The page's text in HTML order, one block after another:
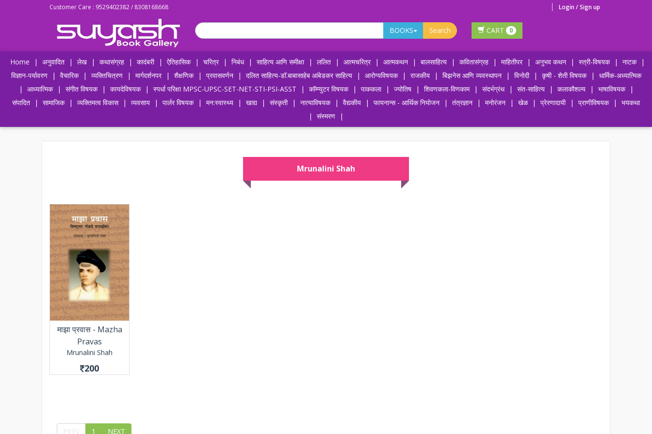
Customer Care : 9529402382 / 8308168668 Login / Sign up
BOOKS Search CART 0
Home | अनुवादित | लेख | कथासंग्रह | कादंबरी | ऐतिहासिक | चरित्र | निबंध | साहित्य आणि समीक्षा | ललित | आत्मचरित्र | आत्मकथन | बालसाहित्य | कवितासंग्रह | माहितीपर | अनुभव कथन | स्त्री-विषयक | नाटक
|
विज्ञान-पर्यावरण
| वैचारिक | व्यक्तिचित्रण | मार्गदर्शनपर | शैक्षणिक | प्रवासवर्णन | दलित साहित्य-डॉ.बाबासाहेब आंबेडकर साहित्य | आरोग्यविषयक | राजकीय | बिझनेस आणि व्यवस्थापन | विनोदी | कृषी - शेती विषयक |
धार्मिक-अध्यात्मिक
|
आध्यात्मिक | संगीत विषयक | कायदेविषयक | स्पर्धा परिक्षा MPSC-UPSC-SET-NET-STI-PSI-ASST | कॉम्प्युटर विषयक | पाककला | ज्योतिष | शिवणकला-विणकाम | संदर्भग्रंथ | संत-साहित्य | कलाकौशल्य | भाषाविषयक
|
संपादित
| सामाजिक | व्यक्तिमत्व विकास | व्यवसाय | पार्लर विषयक | मन:स्वास्थ्य | खाद्य | संस्कृती | नात्याविषयक | वैद्यकीय | फायनान्स - आर्थिक नियोजन | तंत्रज्ञान | मनोरंजन | खेळ | प्रेरणादायी | प्राणीविषयक |
भयकथा
|
संस्मरण |
Mrunalini Shah
माझा प्रवास - Mazha
Pravas
Mrunalini Shah
200
PREV 1 NEXT